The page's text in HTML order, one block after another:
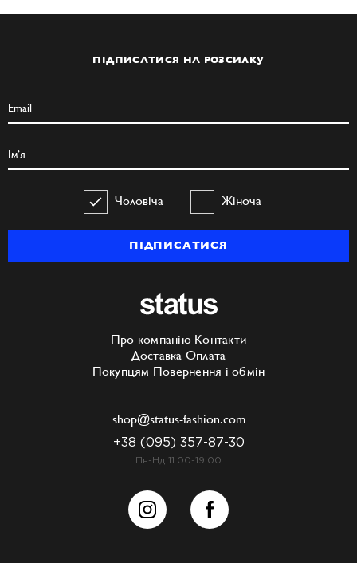
ПІДПИСАТИСЯ НА РОЗСИЛКУ
Чоловіча Жіноча
ПІДПИСАТИСЯ
Про компанію Контакти
Доставка Оплата
Покупцям Повернення і обмін
shop@status-fashion.com
+38 (095) 357-87-30
Пн-Нд 11:00-19:00